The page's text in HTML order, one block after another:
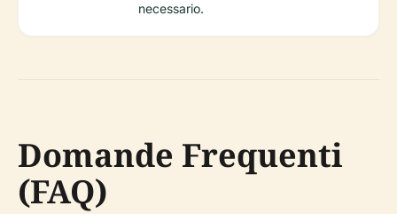
necessario.
Domande Frequenti
(FAQ)